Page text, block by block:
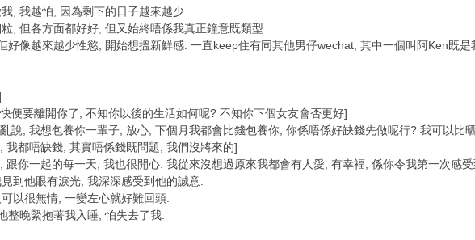
, 我越怕, 因為剩下的日子越來越少.
, 但各方面都好好, 但又始終唔係我真正鐘意既類型.
好像越來越少性慾, 開始想搵新鮮感. 一直keep住有同其他男仔wechat, 其中一個叫阿Ken既是
便要離開你了, 不知你以後的生活如何呢? 不知你下個女友會否更好]
說, 我想包養你一輩子, 放心, 下個月我都會比錢包養你, 你係唔係好缺錢先做呢行? 我可以比
我都唔缺錢, 其實唔係錢既問題, 我們沒將來的]
跟你一起的每一天, 我也很開心. 我從來沒想過原來我都會有人愛, 有幸福, 係你令我第一次感
到他眼有淚光, 我深深感受到他的誠意.
以很無情, 一變左心就好難回頭.
整晚緊抱著我入睡, 怕失去了我.